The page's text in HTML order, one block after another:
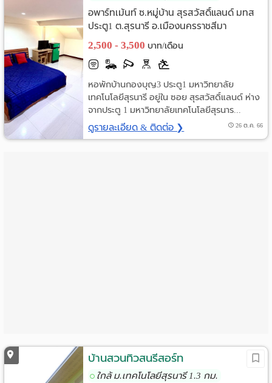
เดือน
ห้อง
พัก
ราย
วัน
อพาร์ทเม้นท์ ซ.หมู่บ้าน สุรสวัสดิ์แลนด์ มทส
ประตู1 ต.สุรนารี อ.เมืองนครราชสีมา
2,500 - 3,500 บาท/เดือน
หอพักบ้านกองบุญ3 ประตู1 มหาวิทยาลัย
เทคโนโลยีสุรนารี อยู่ใน ซอย สุรสวัสดิ์แลนด์ ห่าง
จากประตู 1 มหาวิทยาลัยเทคโนโลยีสุรนาร...
ดูรายละเอียด & ติดต่อ ❯ 26 ต.ค. 66
บ้านสวนทิวสนรีสอร์ท
ใกล้ ม.เทคโนโลยีสุรนารี 1.3 กม.